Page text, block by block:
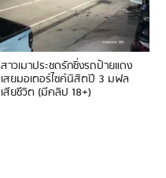
สาวเมาประชดรักซิ่งรถป้ายแดง
เสยมอเตอร์ไซค์นิสิตปี 3 มฟล
เสียชีวิต (มีคลิป 18+)